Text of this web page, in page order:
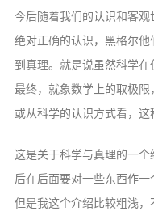
今后随着我们的认识和客
绝对正确的认识，黑格尔
到真理。就是说虽然科学
最终，就象数学上的取极限
或从科学的认识方式看，这
这是关于科学与真理的一
后在后面要对一些东西作一
但是我这个介绍比较粗浅